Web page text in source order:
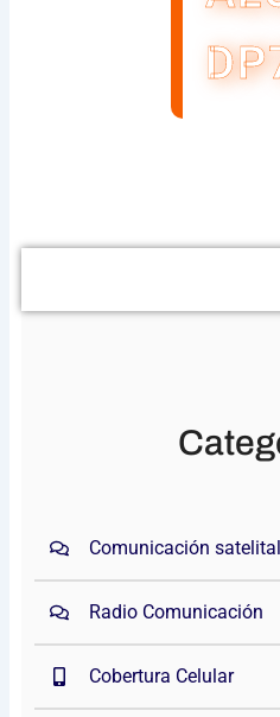
Comunicación satelital
Radio Comunicación
Cobertura Celular